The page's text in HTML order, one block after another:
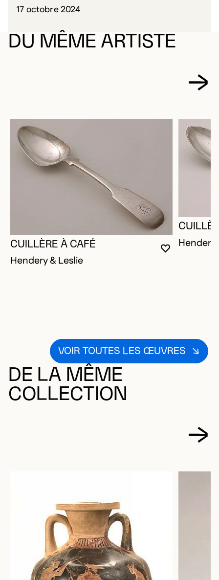
17 octobre 2024
DU MÊME ARTISTE
VOUS
FERMER
OUVRIR LA
CUILLÈRE À CAFÉ
Hendery & Leslie
Hendery
VOIR TOUTES LES ŒUVRES
DE LA MÊME
COLLECTION